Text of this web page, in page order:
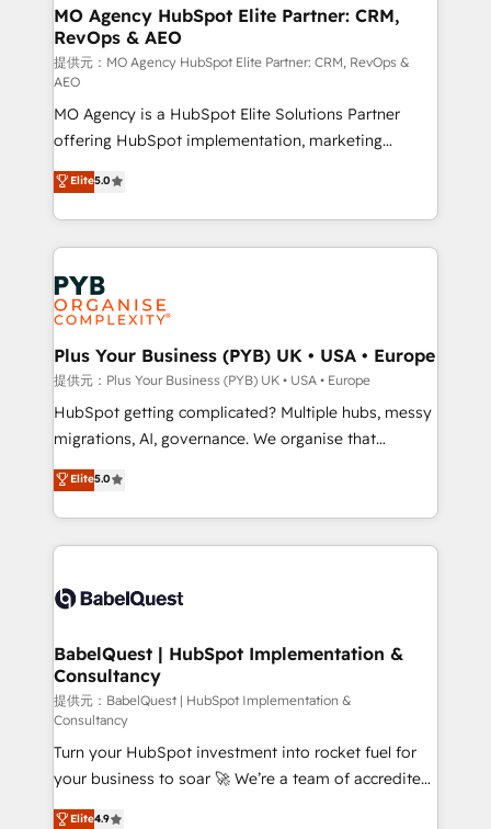
architectures that accelerate revenue operations and
performance. - Multi-object CRM migration, cleanup,
and implementation. - Pre-built and custom
integrations across your full tech stack. - Custom
object setup, CMS builds, and full-funnel automation.
- Dashboards, lifecycle campaigns, and lead
nurturing sequences. - Cross-hub setup across
Marketing, Sales, Operations, and Service Hubs. -
Ongoing optimization, managed support, and
scalable retainers. Let’s make HubSpot your most
powerful growth engine. Built to convert, scale, and
drive results.
MO Agency HubSpot Elite Partner: CRM,
RevOps & AEO
提供元：MO Agency HubSpot Elite Partner: CRM, RevOps &
AEO
MO Agency is a HubSpot Elite Solutions Partner
offering HubSpot implementation, marketing
automation, CRM and RevOps consulting, data
architecture, sales enablement, lifecycle automation,
lead scoring and revenue reporting. HubSpot,
Salesforce and integrated enterprise stacks. Digital
Marketing, Answer Engine Optimisation, and
Generative Engine Optimisation (AI Search),
HubSpot Content Hub, WordPress development,
B2B SEO, paid media, and content. We work with
enterprise and growth-led companies across
technology, professional services, financial services
and industrial sectors. Offices in Johannesburg, Cape
implementations delivered. AI visibility coverage
across ChatGPT, Claude, Perplexity, Gemini and
Innovation HubSpot Impact Award - Platform
Migration Excellence HubSpot Impact Award -
professionals.
Elite5.0
Plus Your Business (PYB) UK • USA • Europe
提供元：Plus Your Business (PYB) UK • USA • Europe
HubSpot getting complicated? Multiple hubs, messy
migrations, AI, governance. We organise that
complexity, so your team can put HubSpot to work...
Welcome to our Profile! We help with: • CRM
implementation, reports, workflows, and team
training • CRM migration from Salesforce, Pipedrive,
custom API integrations with ERP (and other
operations A little about us: • Boutique 'Elite' team of
12 • 150+ clients across Sales Hub, Marketing Hub,
Service Hub, Data Hub and CMS • ISO/IEC
27001:2022, ISO 9001:2015, and ISO 42001:2023
certified - the AI management standard • GuardHub:
our AI governance framework, built on ISO 42001
Ready for the next step? Click the 👈 '𝗖𝗼𝗻𝘁𝗮𝗰𝘁
Elite5.0
BabelQuest | HubSpot Implementation &
Consultancy
提供元：BabelQuest | HubSpot Implementation &
Consultancy
Turn your HubSpot investment into rocket fuel for
your business to soar 🚀 We’re a team of accredited
HubSpot experts ready to help you. We can
Elite4.9